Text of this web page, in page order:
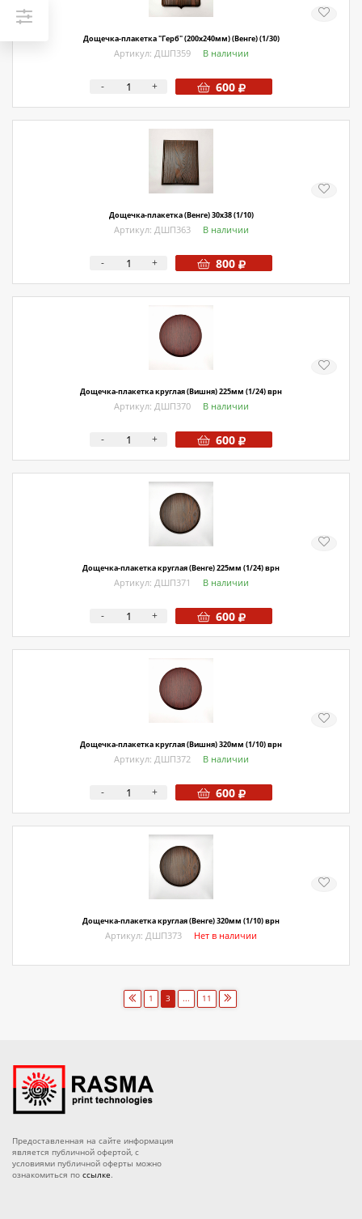
Дощечка-плакетка "Герб" (200х240мм) (Венге) (1/30)
Артикул: ДШП359 В наличии
- + 600
Дощечка-плакетка (Венге) 30х38 (1/10)
Артикул: ДШП363 В наличии
- + 800
Дощечка-плакетка круглая (Вишня) 225мм (1/24) врн
Артикул: ДШП370 В наличии
- + 600
Дощечка-плакетка круглая (Венге) 225мм (1/24) врн
Артикул: ДШП371 В наличии
- + 600
Дощечка-плакетка круглая (Вишня) 320мм (1/10) врн
Артикул: ДШП372 В наличии
- + 600
Дощечка-плакетка круглая (Венге) 320мм (1/10) врн
Артикул: ДШП373 Нет в наличии
1 3 ... 11
Предоставленная на сайте информация
является публичной офертой, с
условиями публичной оферты можно
ознакомиться по ссылке.